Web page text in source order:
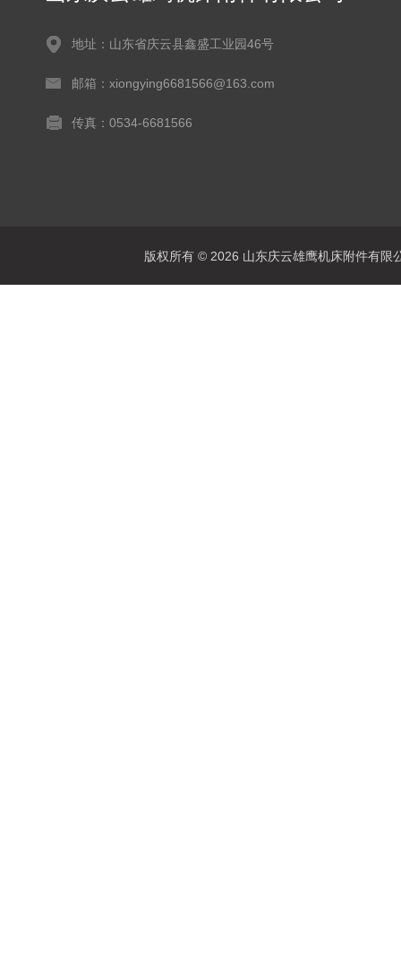
地址：山东省庆云县鑫盛工业园46号
邮箱：xiongying6681566@163.com
传真：0534-6681566
版权所有 © 2026 山东庆云雄鹰机床附件有